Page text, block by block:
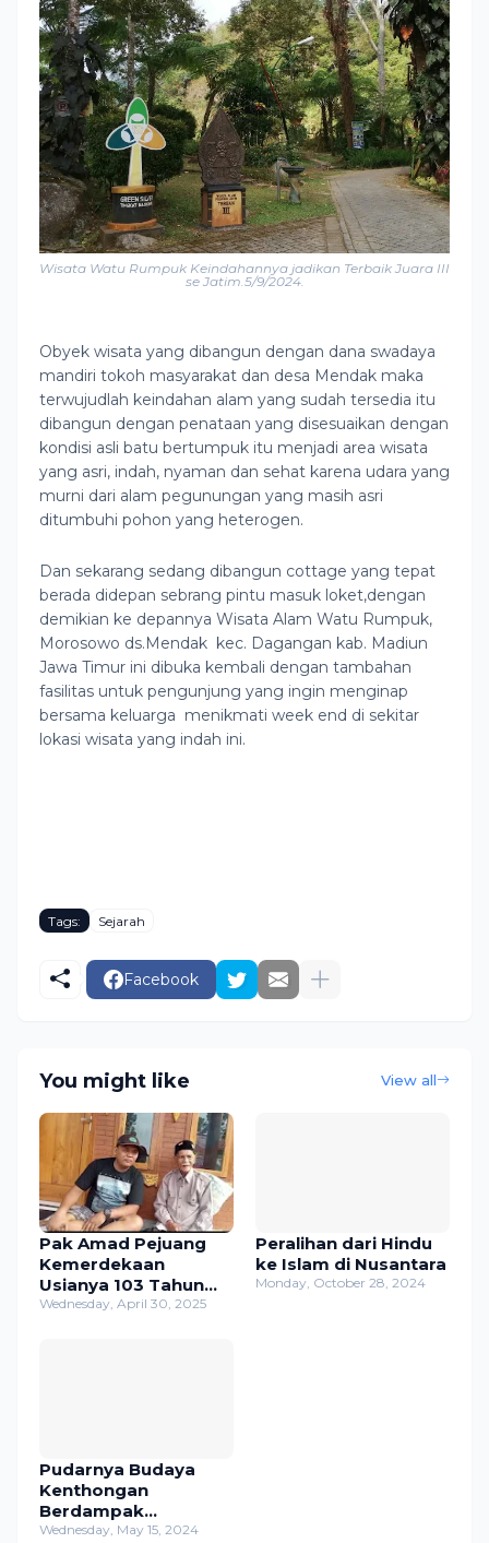
Wisata Watu Rumpuk Keindahannya jadikan Terbaik Juara III
se Jatim.5/9/2024.
Obyek wisata yang dibangun dengan dana swadaya
mandiri tokoh masyarakat dan desa Mendak maka
terwujudlah keindahan alam yang sudah tersedia itu
dibangun dengan penataan yang disesuaikan dengan
kondisi asli batu bertumpuk itu menjadi area wisata
yang asri, indah, nyaman dan sehat karena udara yang
murni dari alam pegunungan yang masih asri
ditumbuhi pohon yang heterogen.
Dan sekarang sedang dibangun cottage yang tepat
berada didepan sebrang pintu masuk loket,dengan
demikian ke depannya Wisata Alam Watu Rumpuk,
Morosowo ds.Mendak kec. Dagangan kab. Madiun
Jawa Timur ini dibuka kembali dengan tambahan
fasilitas untuk pengunjung yang ingin menginap
bersama keluarga menikmati week end di sekitar
lokasi wisata yang indah ini.
Tags: Sejarah
Facebook
You might like View all
Pak Amad Pejuang
Kemerdekaan
Usianya 103 Tahun
Saat ini masih sehat
Wednesday, April 30, 2025
Peralihan dari Hindu
ke Islam di Nusantara
Monday, October 28, 2024
Pudarnya Budaya
Kenthongan
Berdampak
Hilangnya Salah Satu
Wednesday, May 15, 2024